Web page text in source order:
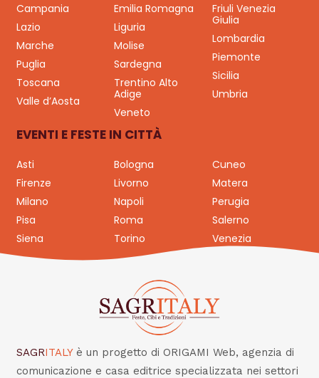
Campania
Emilia Romagna
Friuli Venezia
Giulia
Lazio
Liguria
Lombardia
Marche
Molise
Piemonte
Puglia
Sardegna
Sicilia
Toscana
Trentino Alto
Adige
Umbria
Valle d’Aosta
Veneto
EVENTI E FESTE IN CITTÀ
Asti Bologna
Cuneo
Firenze
Livorno
Matera
Milano
Napoli
Perugia
Pisa
Roma
Salerno
Siena
Torino Venezia
SAGRITALY è un progetto di ORIGAMI Web, agenzia di
comunicazione e casa editrice specializzata nei settori